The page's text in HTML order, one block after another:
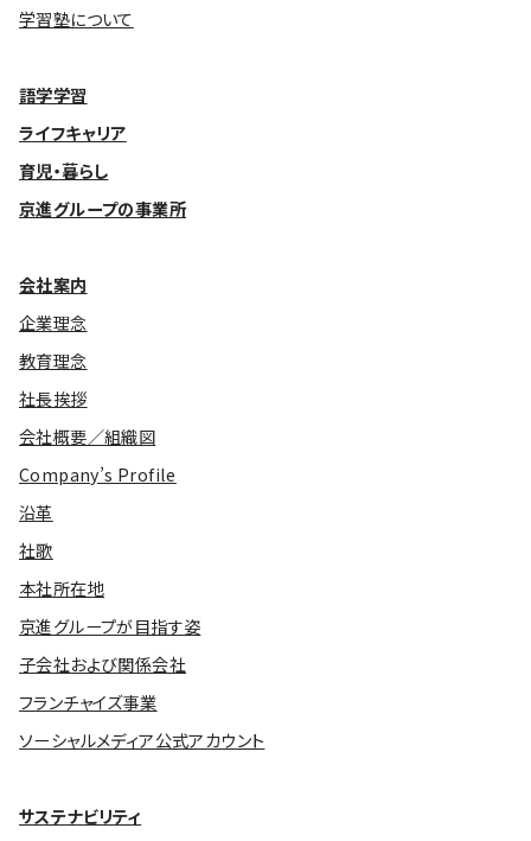
安全・安心にお通いいただくために
お客様相談センター
学習塾について
語学学習
ライフキャリア
育児・暮らし
京進グループの事業所
会社案内
企業理念
教育理念
社長挨拶
会社概要／組織図
Company’s Profile
沿革
社歌
本社所在地
京進グループが目指す姿
子会社および関係会社
フランチャイズ事業
ソーシャルメディア公式アカウント
サステナビリティ